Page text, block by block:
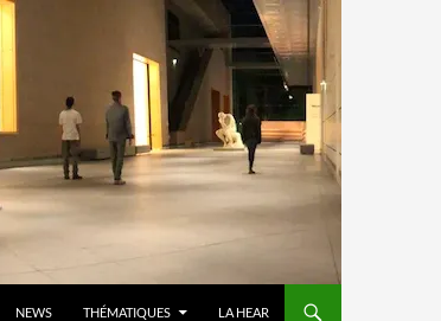
NEWS
THÉMATIQUES LA HEAR